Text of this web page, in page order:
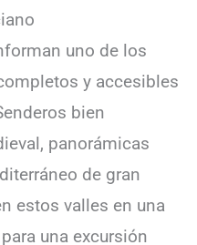
uno de los
y accesibles
bien
panorámicas
de gran
estos valles en una
una excursión